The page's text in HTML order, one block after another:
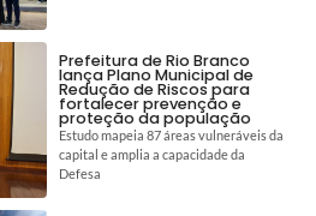
Prefeitura de Rio Branco
lança Plano Municipal de
Redução de Riscos para
fortalecer prevenção e
proteção da população
Estudo mapeia 87 áreas vulneráveis da
capital e amplia a capacidade da
Defesa